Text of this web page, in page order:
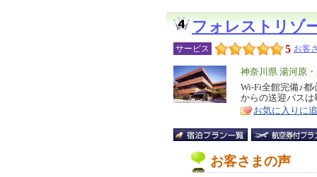
フォレストリ
サービス 5 お客
エ
リ
ア
神奈川県 湯河原
特
徴
Wi-Fi全館完備♪都
からの送迎バスは
お気に入りに
お客さまの声